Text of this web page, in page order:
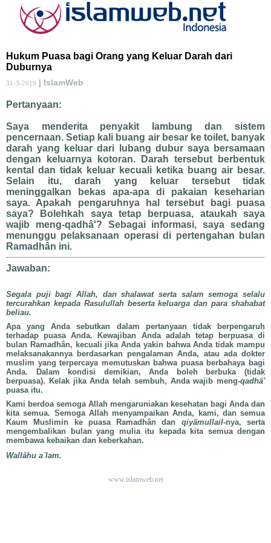
Hukum Puasa bagi Orang yang Keluar Darah dari
Duburnya
31-3-2019 | IslamWeb
Pertanyaan:
Saya menderita penyakit lambung dan sistem
pencernaan. Setiap kali buang air besar ke toilet, banyak
darah yang keluar dari lubang dubur saya bersamaan
dengan keluarnya kotoran. Darah tersebut berbentuk
kental dan tidak keluar kecuali ketika buang air besar.
Selain itu, darah yang keluar tersebut tidak
meninggalkan bekas apa-apa di pakaian keseharian
saya. Apakah pengaruhnya hal tersebut bagi puasa
saya? Bolehkah saya tetap berpuasa, ataukah saya
wajib meng-qadhâ'? Sebagai informasi, saya sedang
menunggu pelaksanaan operasi di pertengahan bulan
Ramadhân ini.
Jawaban:
Segala puji bagi Allah, dan shalawat serta salam semoga selalu
tercurahkan kepada Rasulullah beserta keluarga dan para shahabat
beliau.
Apa yang Anda sebutkan dalam pertanyaan tidak berpengaruh
terhadap puasa Anda. Kewajiban Anda adalah tetap berpuasa di
bulan Ramadhân, kecuali jika Anda yakin bahwa Anda tidak mampu
melaksanakannya berdasarkan pengalaman Anda, atau ada dokter
muslim yang terpercaya memutuskan bahwa puasa berbahaya bagi
Anda. Dalam kondisi demikian, Anda boleh berbuka (tidak
berpuasa). Kelak jika Anda telah sembuh, Anda wajib meng-qadhâ'
puasa itu.
Kami berdoa semoga Allah mengaruniakan kesehatan bagi Anda dan
kita semua. Semoga Allah menyampaikan Anda, kami, dan semua
Kaum Muslimin ke puasa Ramadhân dan qiyâmullail-nya, serta
mengembalikan bulan yang mulia itu kepada kita semua dengan
membawa kebaikan dan keberkahan.
Wallâhu a`lam.
www.islamweb.net